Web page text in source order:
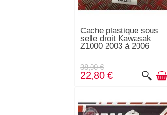
Cache plastique sous
selle droit Kawasaki
Z1000 2003 à 2006
38,00 €
22,80 €